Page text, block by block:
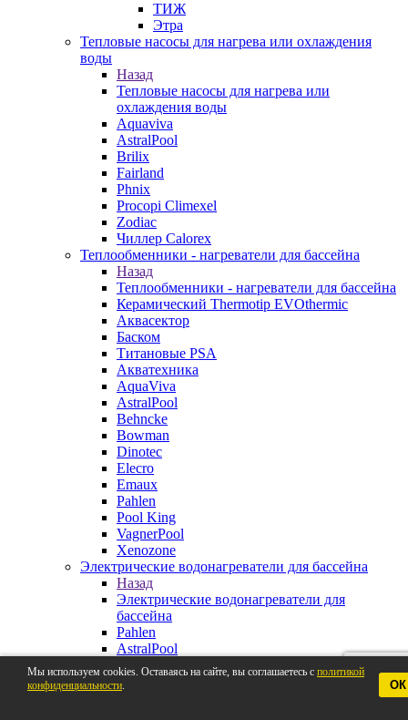
ТИЖ
Этра
Тепловые насосы для нагрева или охлаждения
воды
Назад
Тепловые насосы для нагрева или
охлаждения воды
Aquaviva
AstralPool
Brilix
Fairland
Phnix
Procopi Climexel
Zodiac
Чиллер Calorex
Теплообменники - нагреватели для бассейна
Назад
Теплообменники - нагреватели для бассейна
Керамический Thermotip EVOthermic
Аквасектор
Баском
Титановые PSA
Акватехника
AquaViva
AstralPool
Behncke
Bowman
Dinotec
Elecro
Emaux
Pahlen
Pool King
VagnerPool
Xenozone
Электрические водонагреватели для бассейна
Назад
Электрические водонагреватели для
бассейна
Pahlen
AstralPool
Aquaviva
Behncke
Мы используем cookies. Оставаясь на сайте, вы соглашаетесь с политикой
конфиденциальности. ОК